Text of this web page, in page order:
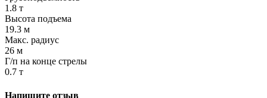
1.8 т
Высота подъема
19.3 м
Макс. радиус
26 м
Г/п на конце стрелы
0.7 т
Напишите отзыв